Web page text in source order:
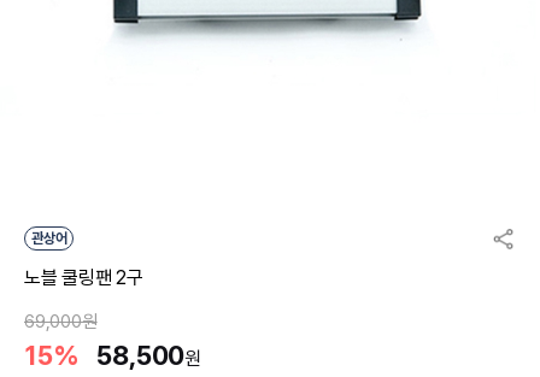
관상어
노블 쿨링팬 2구
69,000원
15% 58,500원